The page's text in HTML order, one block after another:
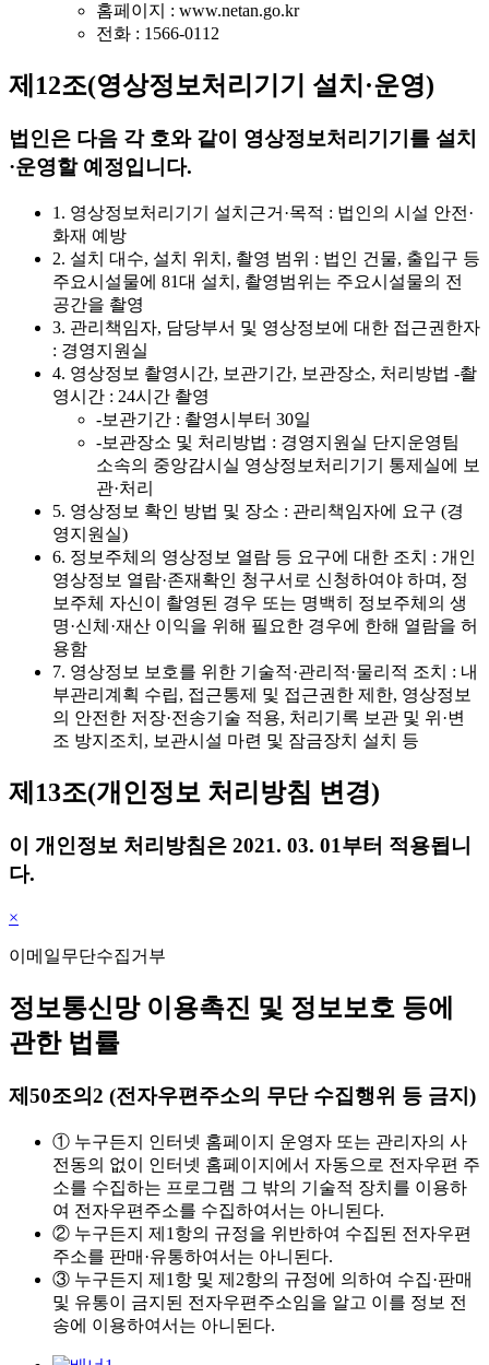
홈페이지 : www.netan.go.kr
전화 : 1566-0112
제12조(영상정보처리기기 설치·운영)
법인은 다음 각 호와 같이 영상정보처리기기를 설치
·운영할 예정입니다.
1. 영상정보처리기기 설치근거·목적 : 법인의 시설 안전·
화재 예방
2. 설치 대수, 설치 위치, 촬영 범위 : 법인 건물, 출입구 등
주요시설물에 81대 설치, 촬영범위는 주요시설물의 전
공간을 촬영
3. 관리책임자, 담당부서 및 영상정보에 대한 접근권한자
: 경영지원실
4. 영상정보 촬영시간, 보관기간, 보관장소, 처리방법 -촬
영시간 : 24시간 촬영
-보관기간 : 촬영시부터 30일
-보관장소 및 처리방법 : 경영지원실 단지운영팀
소속의 중앙감시실 영상정보처리기기 통제실에 보
관·처리
5. 영상정보 확인 방법 및 장소 : 관리책임자에 요구 (경
영지원실)
6. 정보주체의 영상정보 열람 등 요구에 대한 조치 : 개인
영상정보 열람·존재확인 청구서로 신청하여야 하며, 정
보주체 자신이 촬영된 경우 또는 명백히 정보주체의 생
명·신체·재산 이익을 위해 필요한 경우에 한해 열람을 허
용함
7. 영상정보 보호를 위한 기술적·관리적·물리적 조치 : 내
부관리계획 수립, 접근통제 및 접근권한 제한, 영상정보
의 안전한 저장·전송기술 적용, 처리기록 보관 및 위·변
조 방지조치, 보관시설 마련 및 잠금장치 설치 등
제13조(개인정보 처리방침 변경)
이 개인정보 처리방침은 2021. 03. 01부터 적용됩니
다.
×
이메일무단수집거부
정보통신망 이용촉진 및 정보보호 등에
관한 법률
제50조의2 (전자우편주소의 무단 수집행위 등 금지)
① 누구든지 인터넷 홈페이지 운영자 또는 관리자의 사
전동의 없이 인터넷 홈페이지에서 자동으로 전자우편 주
소를 수집하는 프로그램 그 밖의 기술적 장치를 이용하
여 전자우편주소를 수집하여서는 아니된다.
② 누구든지 제1항의 규정을 위반하여 수집된 전자우편
주소를 판매·유통하여서는 아니된다.
③ 누구든지 제1항 및 제2항의 규정에 의하여 수집·판매
및 유통이 금지된 전자우편주소임을 알고 이를 정보 전
송에 이용하여서는 아니된다.